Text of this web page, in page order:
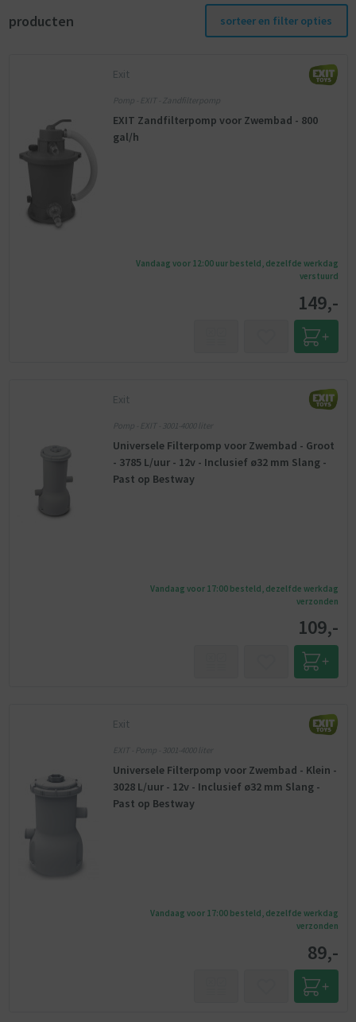
producten sorteer en filter opties
Exit
Pomp - EXIT - Zandfilterpomp
EXIT Zandfilterpomp voor Zwembad - 800
gal/h
Vandaag voor 12:00 uur besteld, dezelfde werkdag
verstuurd
149,-
Exit
Pomp - EXIT - 3001-4000 liter
Universele Filterpomp voor Zwembad - Groot
- 3785 L/uur - 12v - Inclusief ø32 mm Slang -
Past op Bestway
Vandaag voor 17:00 besteld, dezelfde werkdag
verzonden
109,-
Exit
EXIT - Pomp - 3001-4000 liter
Universele Filterpomp voor Zwembad - Klein -
3028 L/uur - 12v - Inclusief ø32 mm Slang -
Past op Bestway
Vandaag voor 17:00 besteld, dezelfde werkdag
verzonden
89,-